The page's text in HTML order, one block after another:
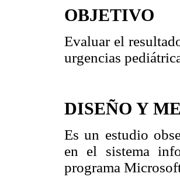
OBJETIVO
Evaluar el
urgencias
DISEÑO Y
Es un estudio
en el sistema
programa